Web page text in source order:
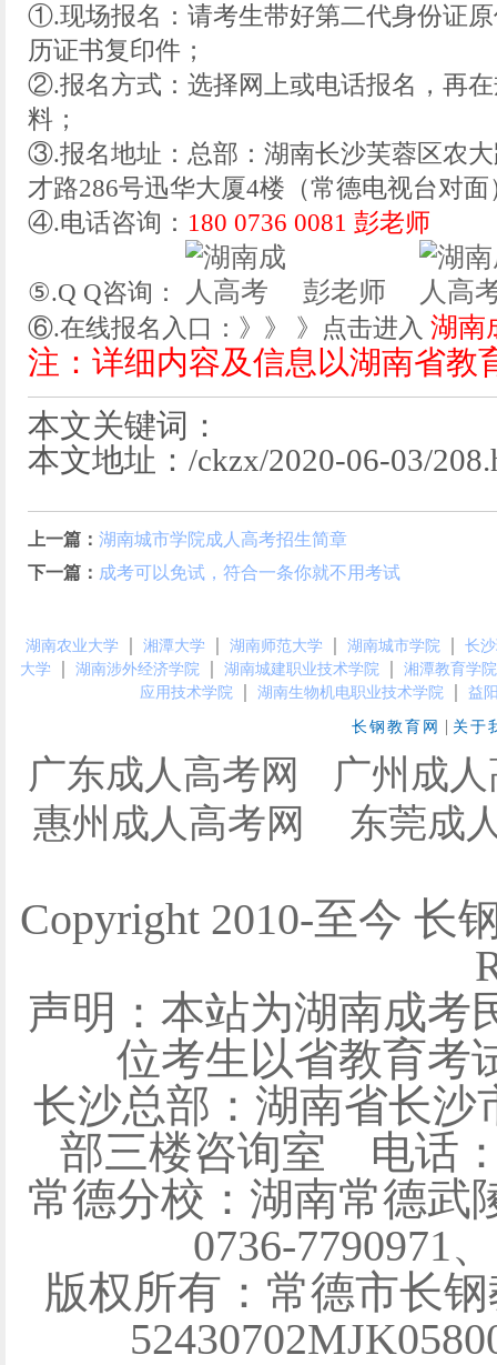
①.现场报名：请考生带好第二代身份证
历证书复印件；
②.报名方式：选择网上或电话报名，再
料；
③.报名地址：总部：湖南长沙芙蓉区农
才路286号迅华大厦4楼（常德电视台对面
④.电话咨询： 180 0736 0081 彭老师
⑤.Q Q咨询： 彭老师
⑥.在线报名入口：》》 》点击进入 湖南
注：详细内容及信息以湖南省教
本文关键词：
本文地址：/ckzx/2020-06-03/
上一篇： 湖南城市学院成人高考招生简章
下一篇： 成考可以免试，符合一条你就不用考试
湖南农业大学 湘潭大学 湖南师范大学 湖南城市学院
长
大学
湖南涉外经济学院 湖南城建职业技术学院
湘潭教育学院
应用技术学院
湖南生物机电职业技术学院 益
长钢教育网 | 关于
广东成人高考网
广州成
惠州成人高考网
东莞成
Copyright 2010-至今 长
声明：本站为湖南成考
位考生以省教育考
长沙总部：湖南省长沙
部三楼咨询室 电话：
常德分校：湖南常德
0736-7790971
版权所有：常德市长